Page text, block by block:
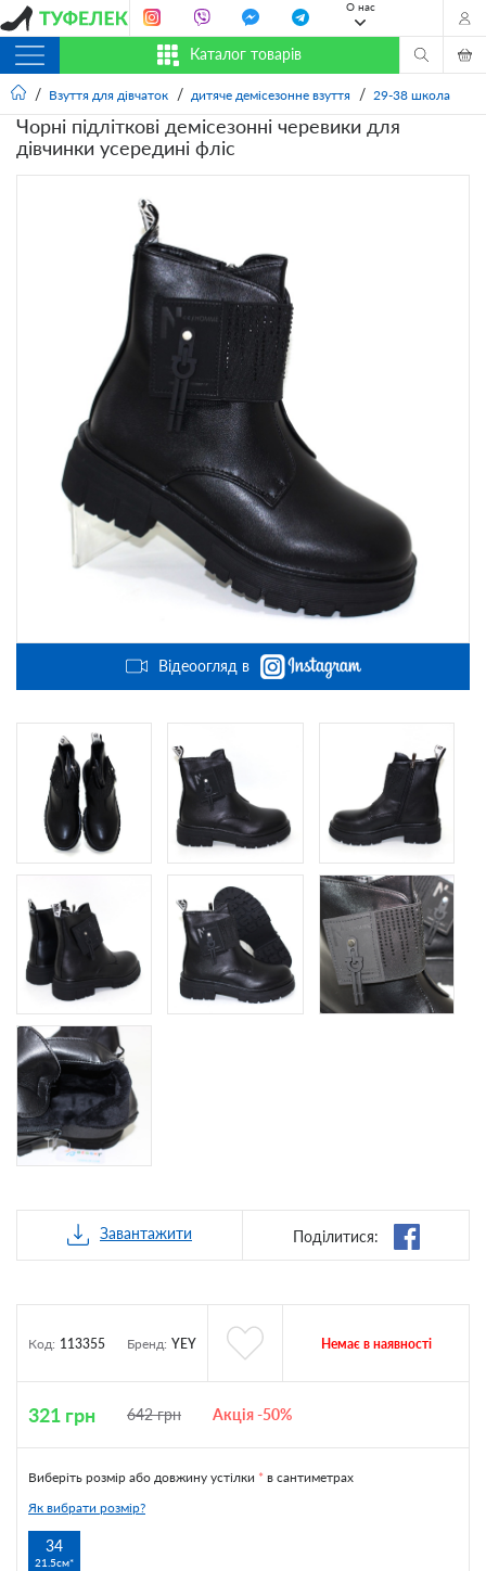
О нас
Каталог товарів
Взуття для дівчаток дитяче демісезонне взуття 29-38 школа
Чорні підліткові демісезонні черевики для
дівчинки усередині фліс
Відеоогляд в
Завантажити Поділитися:
Код: 113355 Бренд: YEY Немає в наявності
321 грн 642грн Акція -50%
Виберіть розмір або довжину устілки * в сантиметрах
Як вибрати розмір?
34
21.5см